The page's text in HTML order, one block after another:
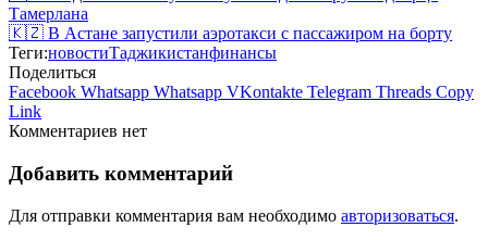
Тамерлана
🇰🇿 В Астане запустили аэротакси с пассажиром на борту
Теги:новостиТаджикистанфинансы
Поделиться
Facebook Whatsapp Whatsapp VKontakte Telegram Threads Copy
Link
Комментариев нет
Добавить комментарий
Для отправки комментария вам необходимо авторизоваться.